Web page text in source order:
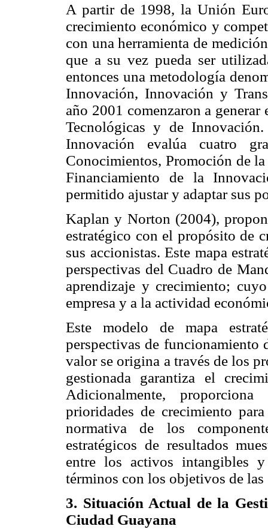
A partir de 1998, la Unión
crecimiento económico y
con una herramienta de
que a su vez pueda ser
entonces una metodología
Innovación, Innovación y
año 2001 comenzaron a
Tecnológicas y de
Innovación evalúa cuatro
Conocimientos, Promoción de
Financiamiento de la
permitido ajustar y adaptar sus
Kaplan y Norton (2004),
estratégico con el propósito de
sus accionistas. Este mapa
perspectivas del Cuadro de
aprendizaje y crecimiento;
empresa y a la actividad
Este modelo de mapa
perspectivas de funcionamiento
valor se origina a través de los
gestionada garantiza el
Adicionalmente,
prioridades de crecimiento
normativa de los
estratégicos de resultados
entre los activos intangibles
términos con los objetivos de
3. Situación Actual de la
Ciudad Guayana